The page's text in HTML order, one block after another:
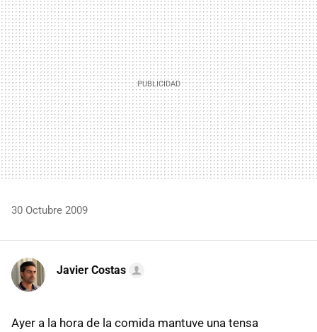
30 Octubre 2009
Javier Costas
Ayer a la hora de la comida mantuve una tensa